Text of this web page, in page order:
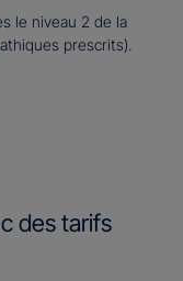
le niveau 2 de la
prescrits).
des tarifs